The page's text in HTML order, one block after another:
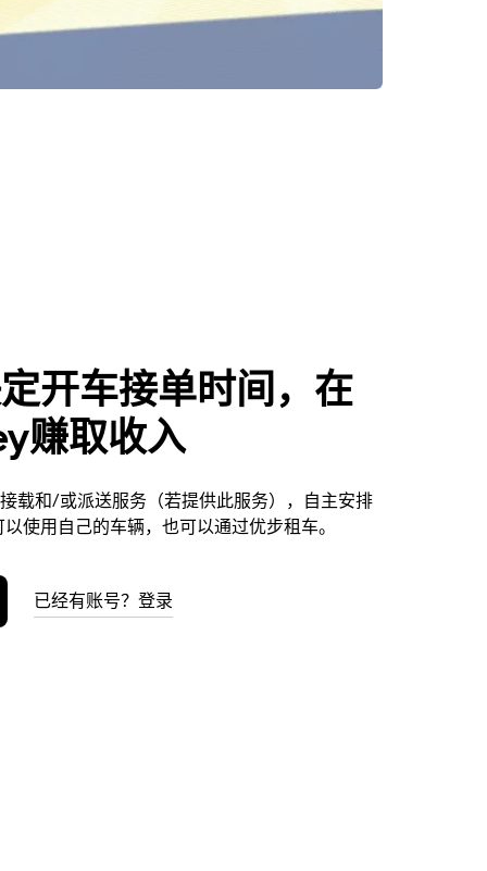
开车接单时间，在
赚取收入
载和/或派送服务（若提供此服务），自主安排
使用自己的车辆，也可以通过优步租车。
已经有账号？登录